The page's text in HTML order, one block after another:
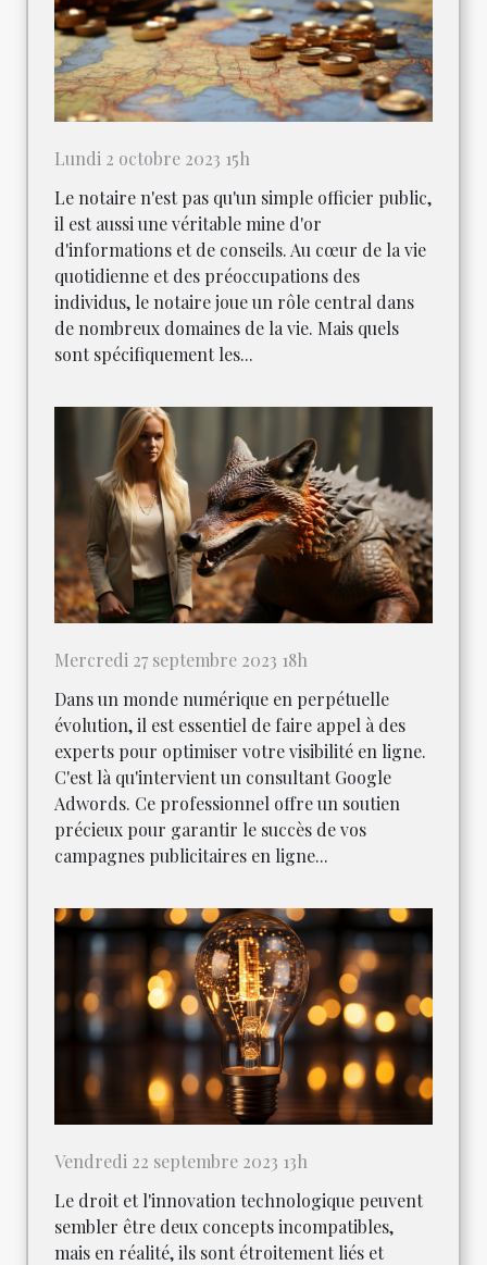
Lundi 2 octobre 2023 15h
Le notaire n'est pas qu'un simple officier public,
il est aussi une véritable mine d'or
d'informations et de conseils. Au cœur de la vie
quotidienne et des préoccupations des
individus, le notaire joue un rôle central dans
de nombreux domaines de la vie. Mais quels
sont spécifiquement les...
Mercredi 27 septembre 2023 18h
Dans un monde numérique en perpétuelle
évolution, il est essentiel de faire appel à des
experts pour optimiser votre visibilité en ligne.
C'est là qu'intervient un consultant Google
Adwords. Ce professionnel offre un soutien
précieux pour garantir le succès de vos
campagnes publicitaires en ligne...
Vendredi 22 septembre 2023 13h
Le droit et l'innovation technologique peuvent
sembler être deux concepts incompatibles,
mais en réalité, ils sont étroitement liés et